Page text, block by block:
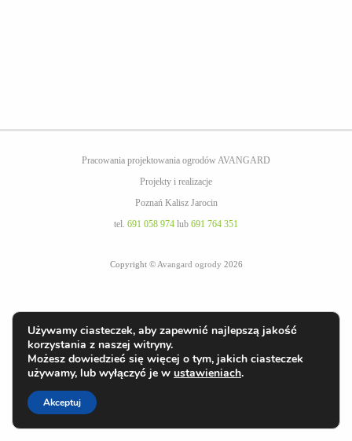
Pracowania projektowania ogrodów AVANGARD
Projekty i realizacje
Poznań Kalisz Jarocin
tel. 691 058 974 lub 691 764 351
Copyright ©Avangard ogrody 2026
Używamy ciasteczek, aby zapewnić najlepszą jakość
korzystania z naszej witryny.
Możesz dowiedzieć się więcej o tym, jakich ciasteczek
używamy, lub wyłączyć je w ustawieniach.
Akceptuj